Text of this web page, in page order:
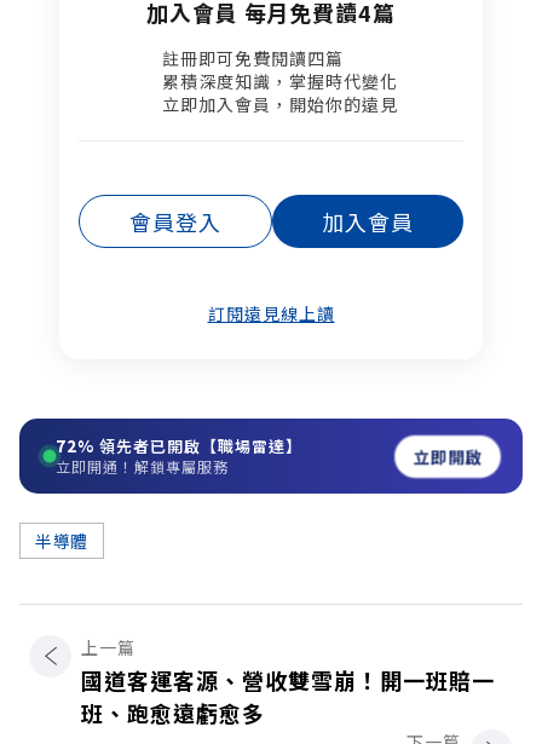
加入會員 每月免費讀4篇
註冊即可免費閱讀四篇​
累積深度知識，掌握時代變化​
立即加入會員，開始你的遠見
會員登入 加入會員
訂閱遠見線上讀
72% 領先者已開啟【職場雷達】
立即開通！解鎖專屬服務 立即開啟
半導體
上一篇
國道客運客源、營收雙雪崩！開一班賠一
班、跑愈遠虧愈多